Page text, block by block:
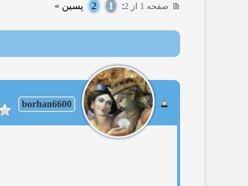
صفحه 1 از 2 :
1
2 پسین »
borhan6600